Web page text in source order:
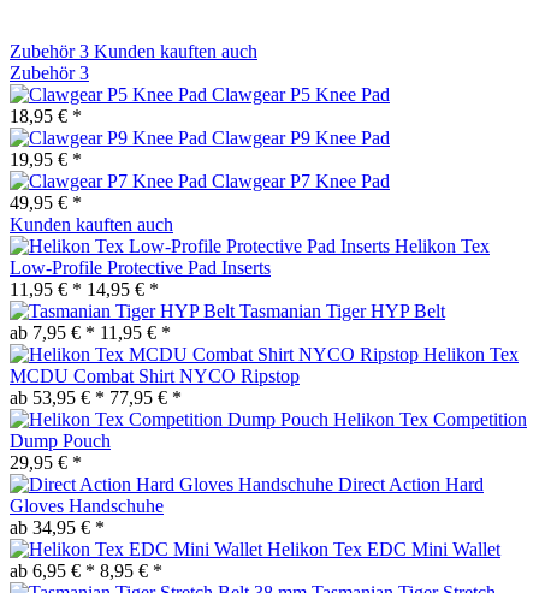
Zubehör3 Kunden kauften auch
Zubehör3
Clawgear P5 Knee Pad
18,95 € *
Clawgear P9 Knee Pad
19,95 € *
Clawgear P7 Knee Pad
49,95 € *
Kunden kauften auch
Helikon Tex
Low-Profile Protective Pad Inserts
11,95 € * 14,95 € *
Tasmanian Tiger HYP Belt
ab 7,95 € * 11,95 € *
Helikon Tex
MCDU Combat Shirt NYCO Ripstop
ab 53,95 € * 77,95 € *
Helikon Tex Competition
Dump Pouch
29,95 € *
Direct Action Hard
Gloves Handschuhe
ab 34,95 € *
Helikon Tex EDC Mini Wallet
ab 6,95 € * 8,95 € *